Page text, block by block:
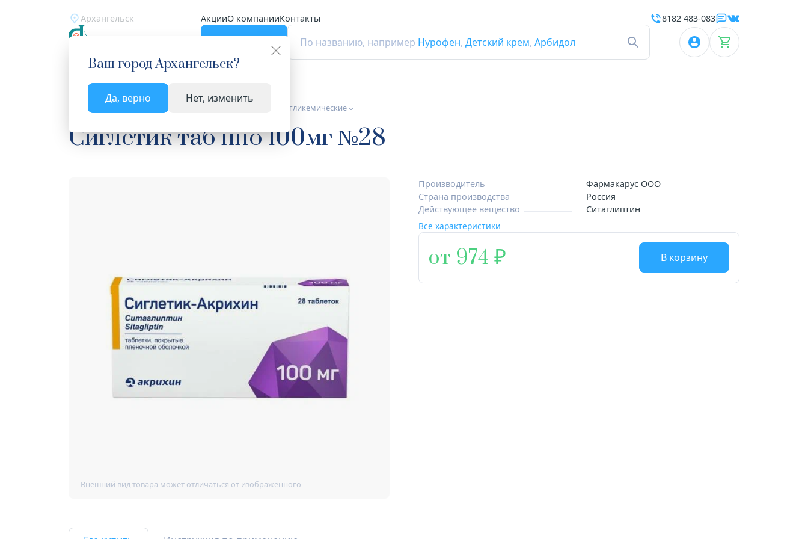
Архангельск АкцииО компанииКонтакты
По названию, например Нурофен, Детский крем, Арбидол
Ваш городАрхангельск?
Да, верно Нет, изменить
8182 483-083
Главная Каталог Лекарства и БАД Средства гипогликемические
Сиглетик таб ппо 100мг №28
Производитель
Фармакарус ООО
Страна производства
Россия
Действующее вещество
Ситаглиптин
Все характеристики
от 974 В корзину